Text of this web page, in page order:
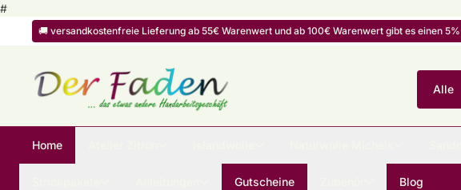
#Zum Inhalt springen
🚚 versandkostenfreie Lieferung ab 55€ Warenwert und ab 100€ Warenwert gibt es einen
Home
Gutscheine Blog